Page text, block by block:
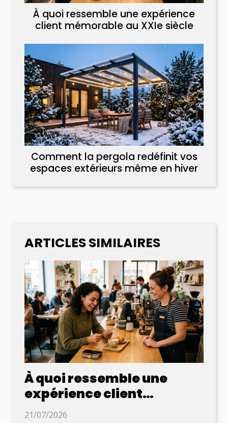
À quoi ressemble une expérience
client mémorable au XXIe siècle
Comment la pergola redéfinit vos
espaces extérieurs même en hiver
ARTICLES SIMILAIRES
À quoi ressemble une
expérience client
mémorable au XXIe siècle
21/07/2026